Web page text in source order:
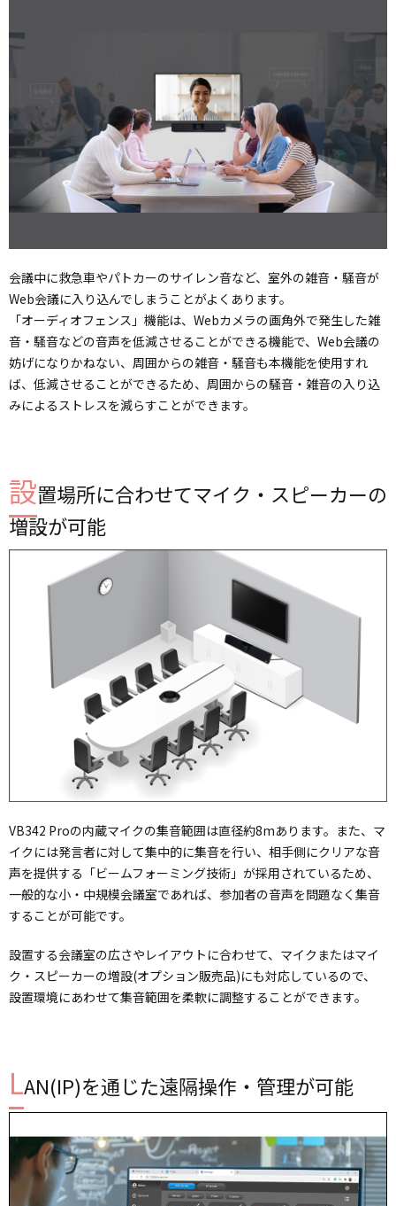
会議中に救急車やパトカーのサイレン音など、室外の雑音・騒音が
Web会議に入り込んでしまうことがよくあります。
「オーディオフェンス」機能は、Webカメラの画角外で発生した雑
音・騒音などの音声を低減させることができる機能で、Web会議の
妨げになりかねない、周囲からの雑音・騒音も本機能を使用すれ
ば、低減させることができるため、周囲からの騒音・雑音の入り込
みによるストレスを減らすことができます。
設置場所に合わせてマイク・スピーカーの
増設が可能
VB342 Proの内蔵マイクの集音範囲は直径約8mあります。また、マ
イクには発言者に対して集中的に集音を行い、相手側にクリアな音
声を提供する「ビームフォーミング技術」が採用されているため、
一般的な小・中規模会議室であれば、参加者の音声を問題なく集音
することが可能です。
設置する会議室の広さやレイアウトに合わせて、マイクまたはマイ
ク・スピーカーの増設(オプション販売品)にも対応しているので、
設置環境にあわせて集音範囲を柔軟に調整することができます。
LAN(IP)を通じた遠隔操作・管理が可能